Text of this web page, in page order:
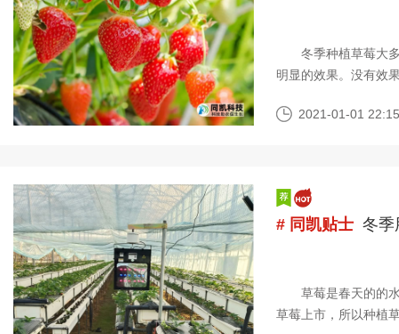
冬季种植草莓大多
明显的效果。没有效
2021-01-01
# 同凯贴士 冬季
草莓是春天的的水
草莓上市，所以种植